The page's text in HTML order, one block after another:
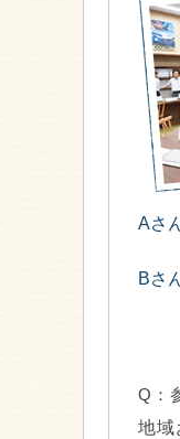
Aさ
Bさ
Q：
地域